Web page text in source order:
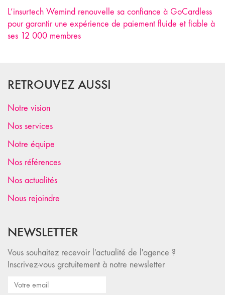
L’insurtech Wemind renouvelle sa confiance à GoCardless
pour garantir une expérience de paiement fluide et fiable à
ses 12 000 membres
RETROUVEZ AUSSI
Notre vision
Nos services
Notre équipe
Nos références
Nos actualités
Nous rejoindre
NEWSLETTER
Vous souhaitez recevoir l'actualité de l'agence ?
Inscrivez-vous gratuitement à notre newsletter